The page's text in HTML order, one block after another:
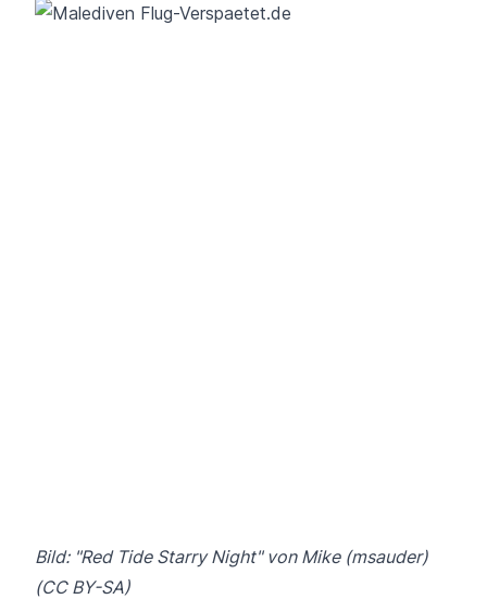
Bild: "Red Tide Starry Night" von Mike (msauder)
(CC BY-SA)